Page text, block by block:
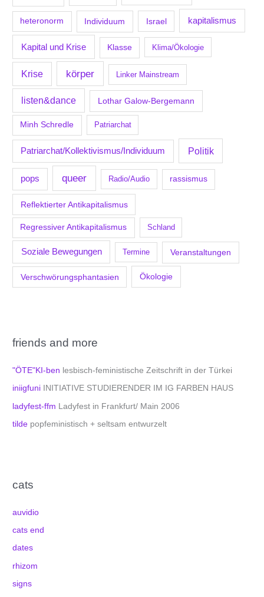
heteronorm Individuum Israel kapitalismus
Kapital und Krise Klasse Klima/Ökologie
Krise körper Linker Mainstream
listen&dance Lothar Galow-Bergemann
Minh Schredle Patriarchat
Patriarchat/Kollektivismus/Individuum Politik
pops queer Radio/Audio rassismus
Reflektierter Antikapitalismus
Regressiver Antikapitalismus Schland
Soziale Bewegungen Termine Veranstaltungen
Verschwörungsphantasien Ökologie
friends and more
"ÖTE"KI-ben lesbisch-feministische Zeitschrift in der Türkei
iniigfuni INITIATIVE STUDIERENDER IM IG FARBEN HAUS
ladyfest-ffm Ladyfest in Frankfurt/ Main 2006
tilde popfeministisch + seltsam entwurzelt
cats
auvidio
cats end
dates
rhizom
signs